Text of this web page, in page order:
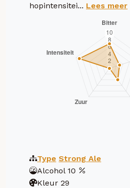
hopintensitei... Lees meer
Type Strong Ale
Alcohol 10
Kleur 29